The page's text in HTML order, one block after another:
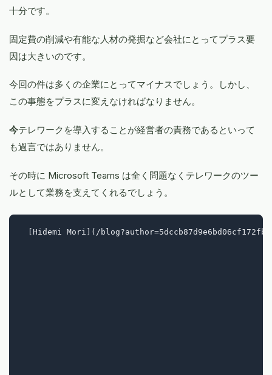
十分です。
固定費の削減や有能な人材の発掘など会社にとってプラス要
因は大きいのです。
今回の件は多くの企業にとってマイナスでしょう。しかし、
この事態をプラスに変えなければなりません。
今テレワークを導入することが経営者の責務であるといって
も過言ではありません。
その時に Microsoft Teams は全く問題なくテレワークのツー
ルとして業務を支えてくれるでしょう。
[Hidemi Mori](/